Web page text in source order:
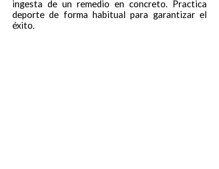
ingesta de un remedio en concreto. Practica
deporte de forma habitual para garantizar el
éxito.